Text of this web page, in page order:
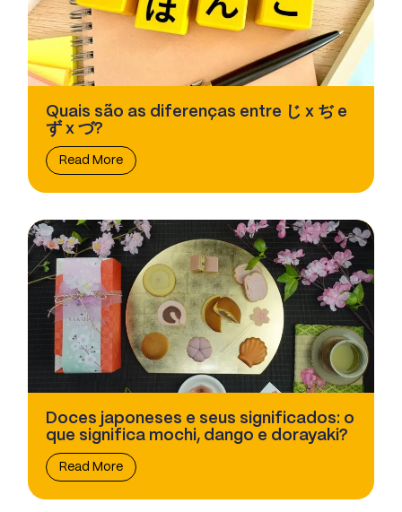
Quais são as diferenças entre じ x ぢ e
ず x づ?
Read More
Doces japoneses e seus significados: o
que significa mochi, dango e dorayaki?
Read More